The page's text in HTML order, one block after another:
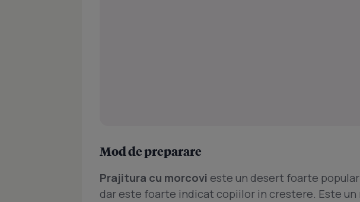
Mod de preparare
Prajitura cu morcovi este un desert foarte
dar este foarte indicat copiilor in crestere. Este un